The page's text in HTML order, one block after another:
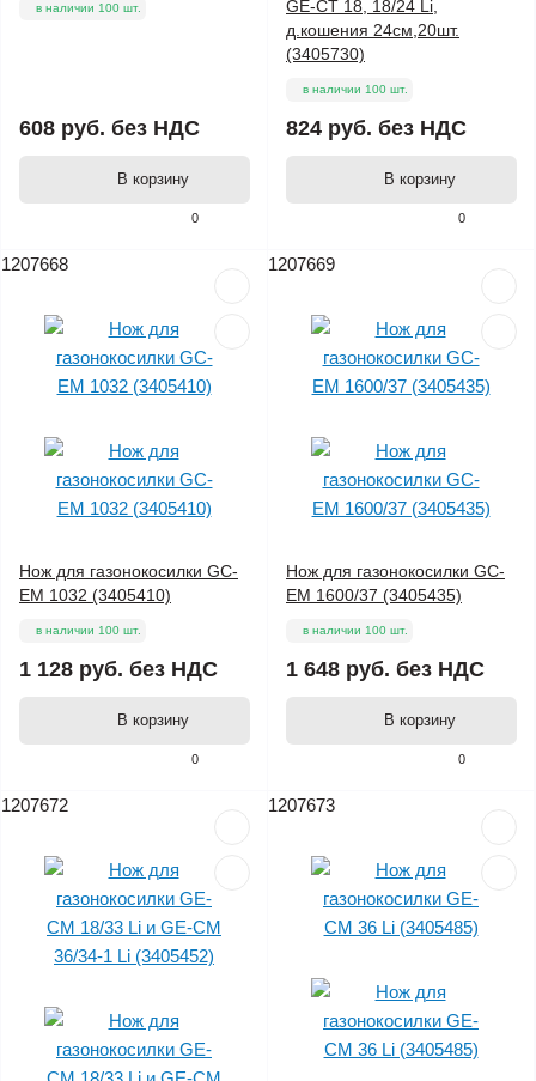
0
в наличии 100 шт.
608 руб. без НДС
В корзину
0
GE-CT 18, 18/24 Li,
д.кошения 24см,20шт.
(3405730)
в наличии 100 шт.
824 руб. без НДС
В корзину
1207668
0
Нож для газонокосилки GC-
EM 1032 (3405410)
в наличии 100 шт.
1 128 руб. без НДС
В корзину
1207669
0
Нож для газонокосилки GC-
EM 1600/37 (3405435)
в наличии 100 шт.
1 648 руб. без НДС
В корзину
1207672 1207673